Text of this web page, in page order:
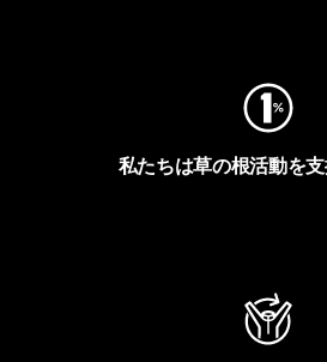
私たちは草の根活動を支